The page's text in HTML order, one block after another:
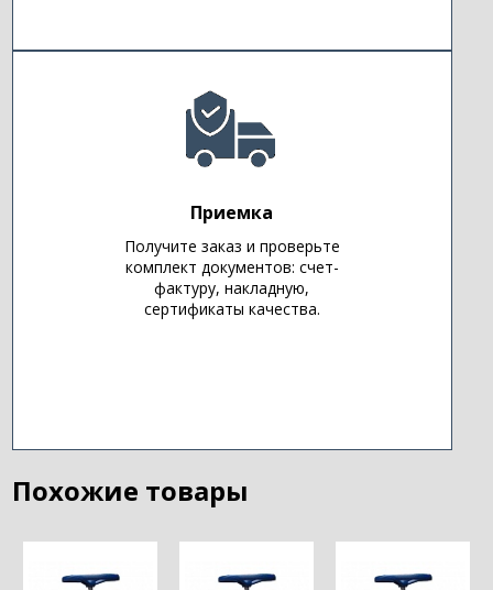
Приемка
Получите заказ и проверьте
комплект документов: счет-
фактуру, накладную,
сертификаты качества.
Похожие товары